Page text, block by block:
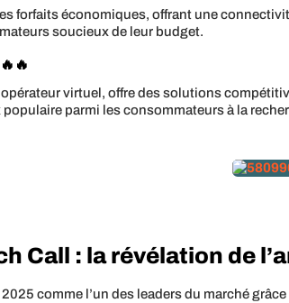
forfaits économiques, offrant une
soucieux de leur budget.
virtuel, offre des solutions
parmi les consommateurs à la
Call : la révélation de
comme l’un des leaders du marché